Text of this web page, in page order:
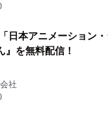
日本アニメーション
』を無料配信！
社